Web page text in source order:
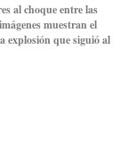
al choque entre las
muestran el
explosión que siguió al